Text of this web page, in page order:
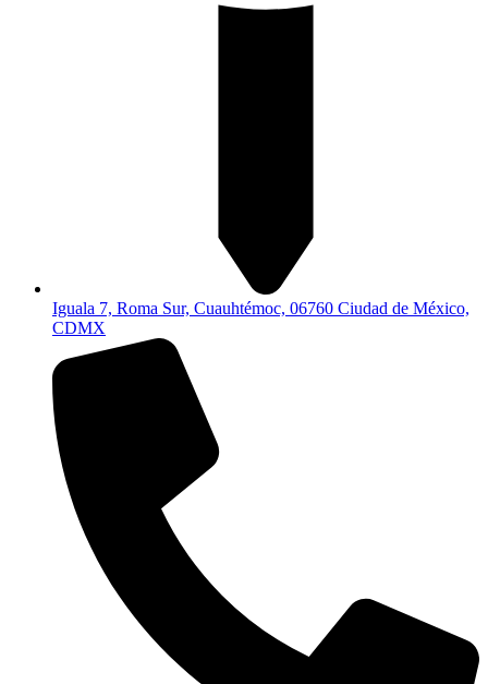
Iguala 7, Roma Sur, Cuauhtémoc, 06760 Ciudad de México,
CDMX